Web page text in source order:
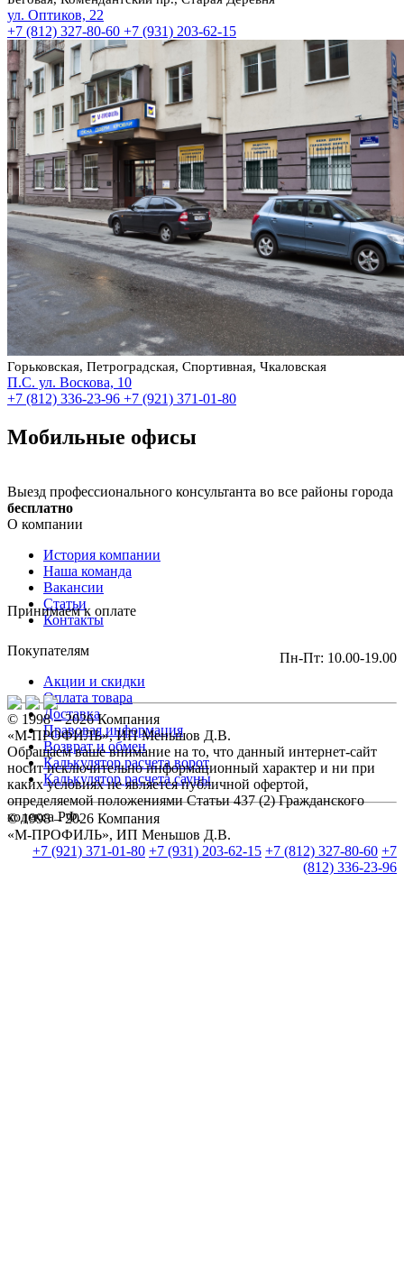
ул. Оптиков, 22
+7 (812) 327-80-60 +7 (931) 203-62-15
Горьковская, Петроградская, Спортивная, Чкаловская
П.С. ул. Воскова, 10
+7 (812) 336-23-96 +7 (921) 371-01-80
Мобильные офисы
Выезд профессионального консультанта во все районы города
бесплатно
О компании
История компании
Наша команда
Вакансии
Статьи
Контакты
Покупателям
Акции и скидки
Оплата товара
Доставка
Правовая информация
Возврат и обмен
Калькулятор расчета ворот
Калькулятор расчета сауны
© 1998 – 2026 Компания
«М-ПРОФИЛЬ», ИП Меньшов Д.В.
+7 (921) 371-01-80 +7 (931) 203-62-15 +7 (812) 327-80-60 +7
(812) 336-23-96
Принимаем к оплате
Пн-Пт: 10.00-19.00
© 1998 – 2026 Компания
«М-ПРОФИЛЬ», ИП Меньшов Д.В.
Обращаем ваше внимание на то, что данный интернет-сайт
носит исключительно информационный характер и ни при
каких условиях не является публичной офертой,
определяемой положениями Статьи 437 (2) Гражданского
кодекса РФ.